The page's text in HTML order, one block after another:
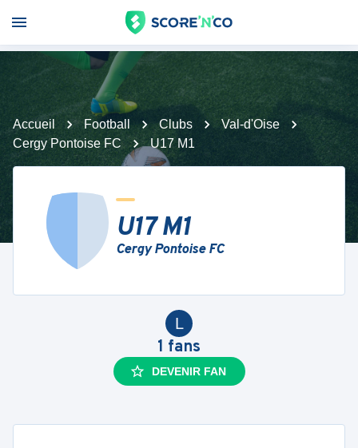
Accueil Football Clubs
Val-d'Oise
Cergy Pontoise FC
U17 M1
U17 M1
Cergy Pontoise FC
L
1 fans
DEVENIR FAN